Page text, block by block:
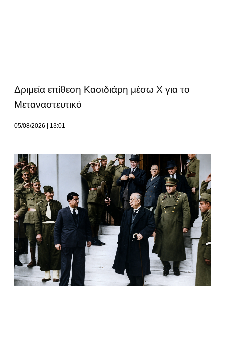
Δριμεία επίθεση Κασιδιάρη μέσω Χ για το
Μεταναστευτικό
05/08/2026 13:01